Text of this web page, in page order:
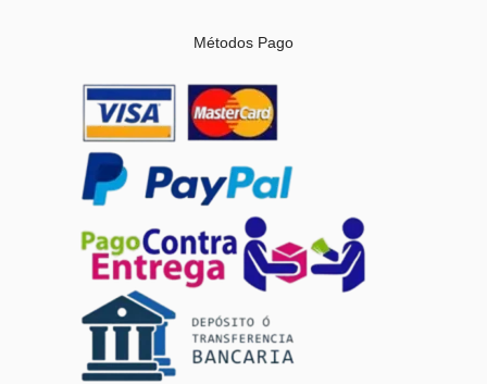
Métodos Pago